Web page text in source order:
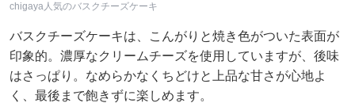
chigaya人気のバスクチーズケーキ
バスクチーズケーキは、こんがりと焼き色がついた表面が
印象的。濃厚なクリームチーズを使用していますが、後味
はさっぱり。なめらかなくちどけと上品な甘さが心地よ
く、最後まで飽きずに楽しめます。